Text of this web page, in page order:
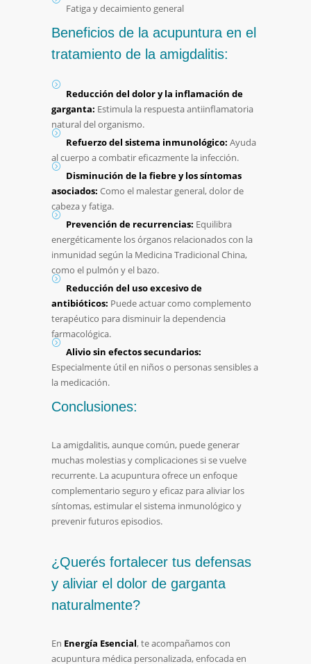
Fatiga y decaimiento general
Beneficios de la acupuntura en el
tratamiento de la amigdalitis:
Reducción del dolor y la inflamación de
garganta: Estimula la respuesta antiinflamatoria
natural del organismo.
Refuerzo del sistema inmunológico: Ayuda
al cuerpo a combatir eficazmente la infección.
Disminución de la fiebre y los síntomas
asociados: Como el malestar general, dolor de
cabeza y fatiga.
Prevención de recurrencias: Equilibra
energéticamente los órganos relacionados con la
inmunidad según la Medicina Tradicional China,
como el pulmón y el bazo.
Reducción del uso excesivo de
antibióticos: Puede actuar como complemento
terapéutico para disminuir la dependencia
farmacológica.
Alivio sin efectos secundarios:
Especialmente útil en niños o personas sensibles a
la medicación.
Conclusiones:
La amigdalitis, aunque común, puede generar
muchas molestias y complicaciones si se vuelve
recurrente. La acupuntura ofrece un enfoque
complementario seguro y eficaz para aliviar los
síntomas, estimular el sistema inmunológico y
prevenir futuros episodios.
¿Querés fortalecer tus defensas
y aliviar el dolor de garganta
naturalmente?
En Energía Esencial, te acompañamos con
acupuntura médica personalizada, enfocada en